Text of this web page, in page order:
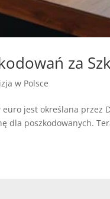
za
w Polsce
jest określana
dla poszkodowanych.